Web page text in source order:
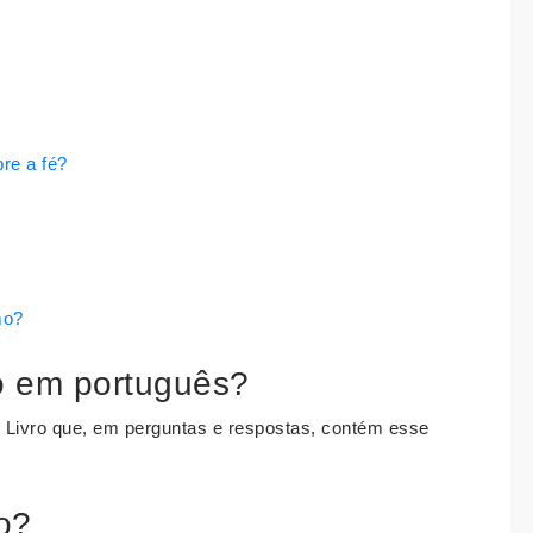
a fé?
em português?
que, em perguntas e respostas, contém esse